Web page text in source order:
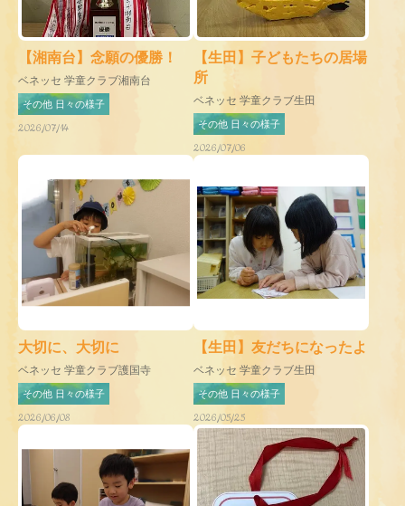
【湘南台】念願の優勝！
ベネッセ 学童クラブ湘南台
その他 日々の様子
2026/07/14
【生田】子どもたちの居場
所
ベネッセ 学童クラブ生田
その他 日々の様子
2026/07/06
大切に、大切に
ベネッセ 学童クラブ護国寺
その他 日々の様子
2026/06/08
【生田】友だちになったよ
ベネッセ 学童クラブ生田
その他 日々の様子
2026/05/25